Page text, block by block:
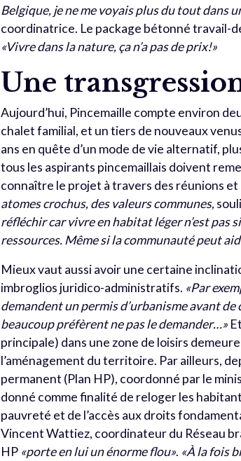
Belgique, je ne me voyais plus du tout dans
coordinatrice. Le package bétonné travail-
«Vivre dans la nature, ça n’a pas de prix!»
Une
Aujourd’hui, Pincemaille compte environ
chalet familial, et un tiers de nouveaux
ans en quête d’un mode de vie alternatif,
tous les aspirants pincemaillais doivent
connaître le projet à travers des réunions et
atomes crochus, des valeurs communes,
réfléchir car vivre en habitat léger n’est pas
ressources. Même si la communauté peut
Mieux vaut aussi avoir une certaine
imbroglios juridico-administratifs. «Par
demandent un permis d’urbanisme avant
beaucoup préfèrent ne pas le demander…»
principale) dans une zone de loisirs
l’aménagement du territoire. Par ailleurs,
permanent (Plan HP), coordonné par le
donné comme finalité de reloger les
pauvreté et de l’accès aux droits
Vincent Wattiez, coordinateur du Réseau
HP «porte en lui un énorme flou». «À la fois